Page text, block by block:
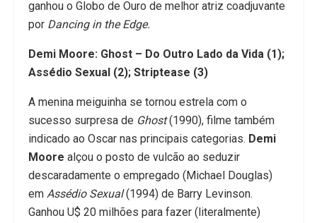
ganhou o Globo de Ouro de melhor atriz coadjuvante
por Dancing in the Edge.
Demi Moore: Ghost – Do Outro Lado da Vida (1);
Assédio Sexual (2); Striptease (3)
A menina meiguinha se tornou estrela com o
sucesso surpresa de Ghost(1990), filme também
indicado ao Oscar nas principais categorias. Demi
Moore alçou o posto de vulcão ao seduzir
descaradamente o empregado (Michael Douglas)
em Assédio Sexual(1994) de Barry Levinson.
Ganhou U$ 20 milhões para fazer (literalmente)